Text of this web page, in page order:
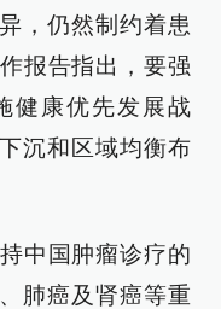
，仍然制约着患
报告指出，要强
健康优先发展战
沉和区域均衡布
中国肿瘤诊疗的
肺癌及肾癌等重